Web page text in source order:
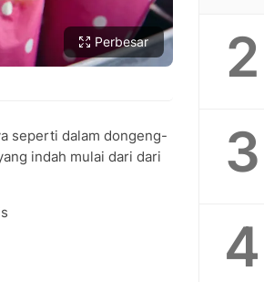
Perbesar
seperti dalam dongeng-
indah mulai dari dari
2
3
4